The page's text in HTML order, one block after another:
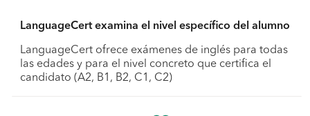
LanguageCert examina el nivel específico del alumno
LanguageCert ofrece exámenes de inglés para todas
las edades y para el nivel concreto que certifica el
candidato (A2, B1, B2, C1, C2)